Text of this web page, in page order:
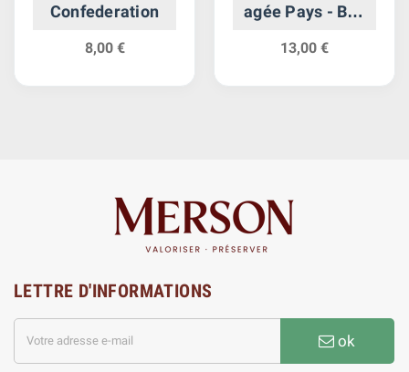
Confederation
8,00 €
agée Pays - Bas
13,00 €
LETTRE D'INFORMATIONS
ok